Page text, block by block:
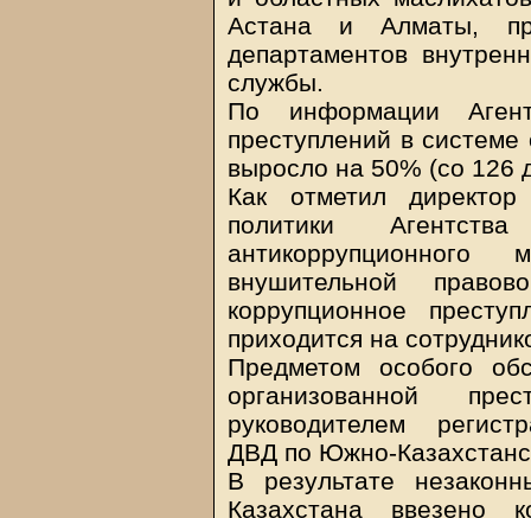
Астана и Алматы,
департаментов
службы.
По информации
преступлений в
выросло на 50% (со 126
Как отметил директор
политики
внушительной
коррупционное
приходится на
Предметом особого
организованной
руководителем
ДВД по Южно-
В результате
Казахстана ввезено